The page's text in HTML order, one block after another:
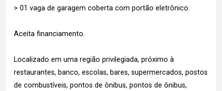
> 01 vaga de garagem coberta com portão eletrônico.
Aceita financiamento.
Localizado em uma região privilegiada, próximo à
restaurantes, banco, escolas, bares, supermercados, postos
de combustíveis, pontos de ônibus, pontos de ônibus,